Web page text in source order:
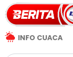
INFO CUACA